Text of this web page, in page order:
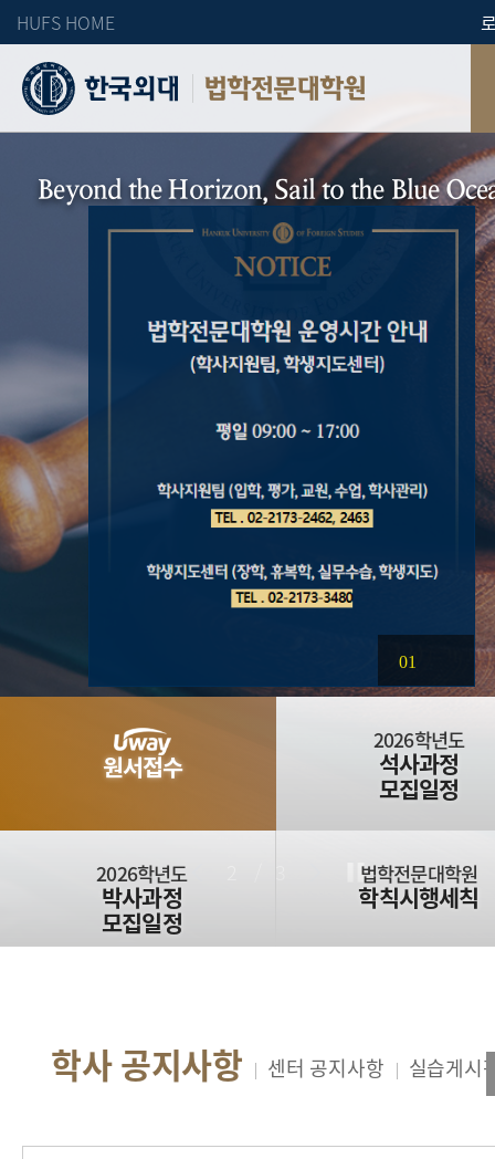
HUFS HOME
법학전문대학원
Beyond the Horizon, Sail to the Blue
원서접수
2026학년도
석사과정
모집일정
2026학년도
박사과정
모집일정
법학전문대학원
학칙시행세칙
01